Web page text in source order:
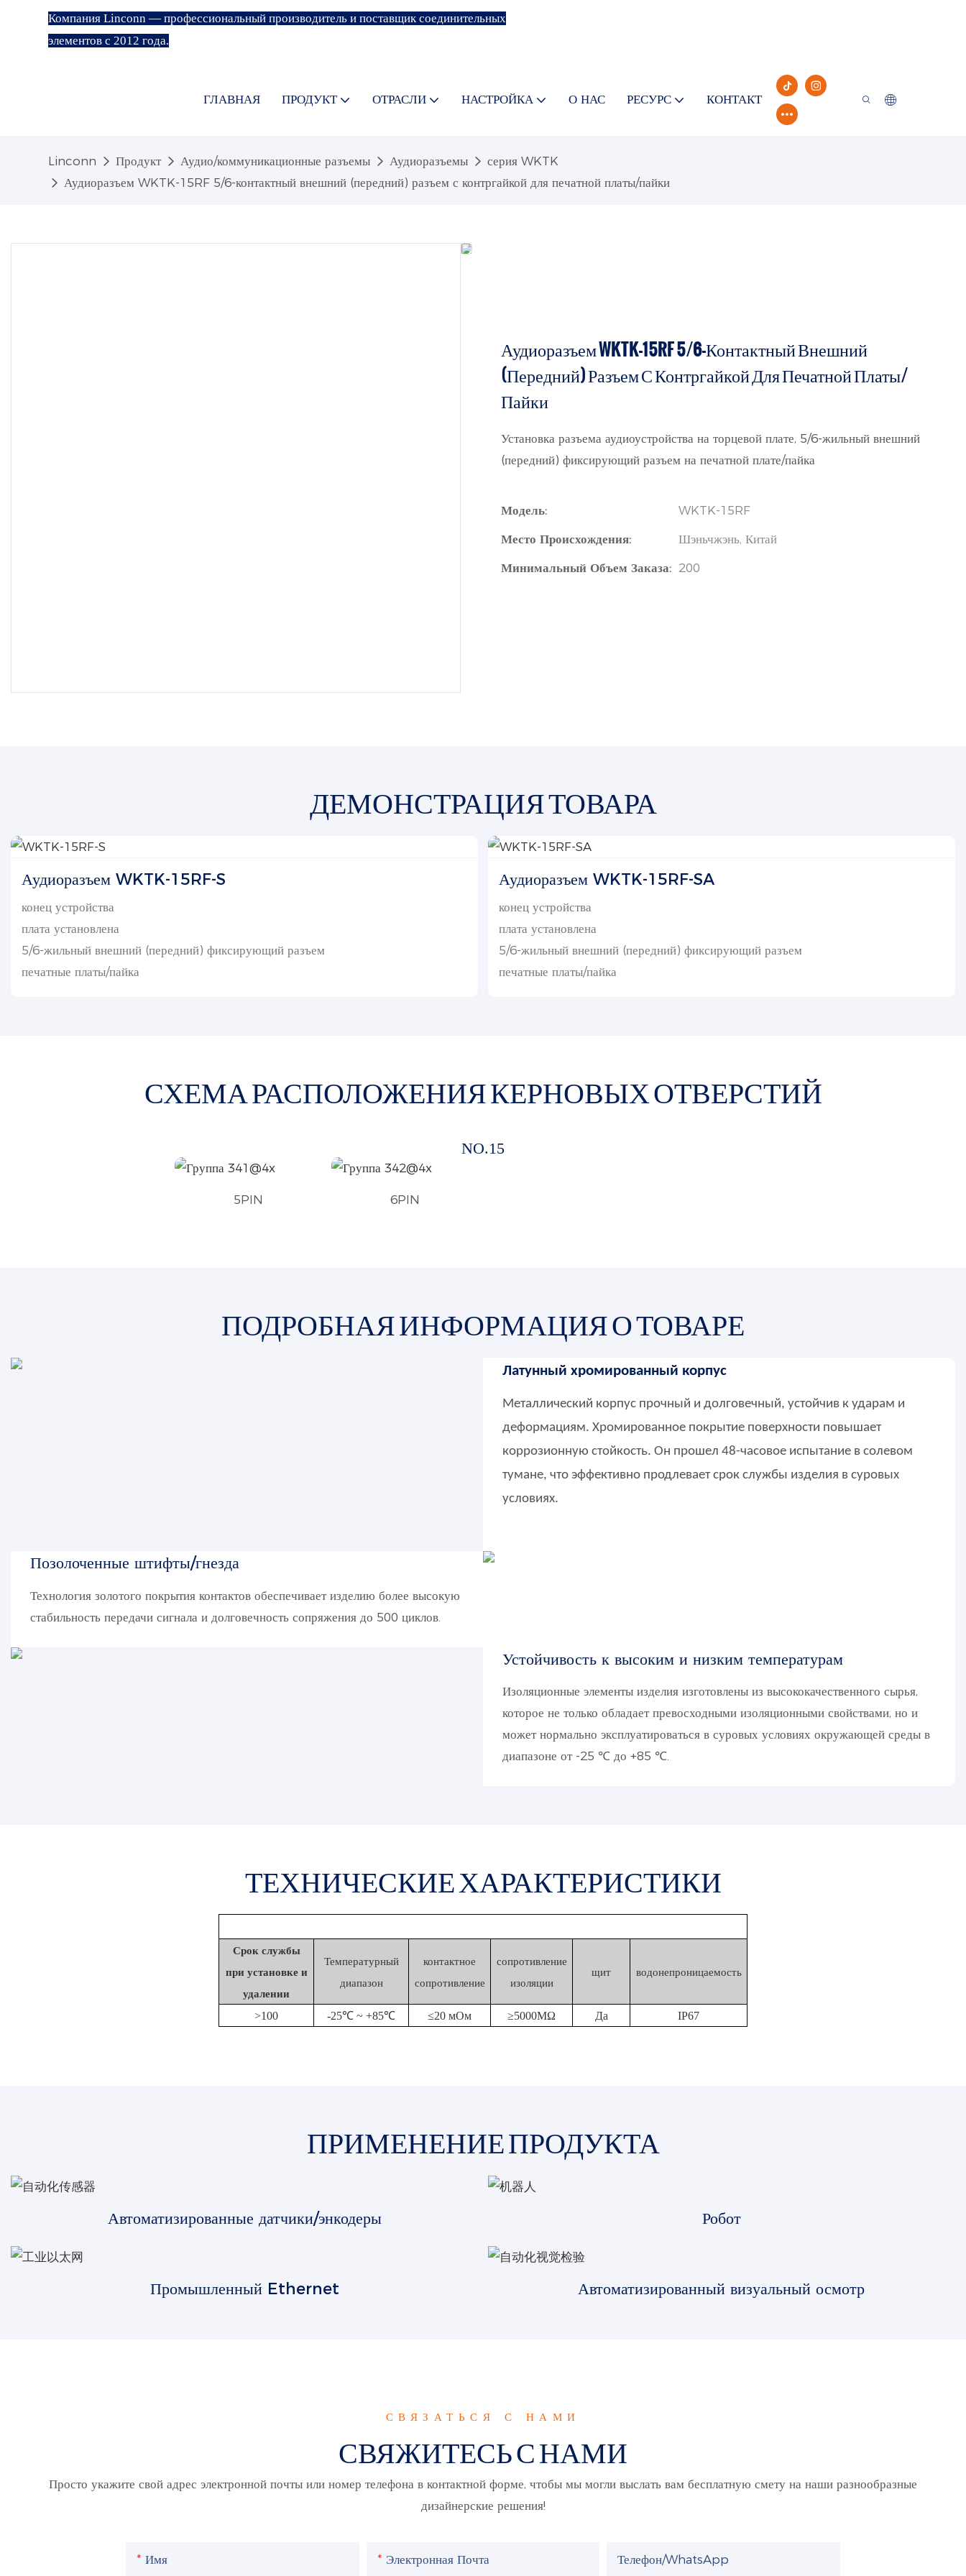
Компания Linconn — профессиональный производитель и поставщик соединительных
элементов с 2012 года.
ГЛАВНАЯ ПРОДУКТ ОТРАСЛИ НАСТРОЙКА О НАС РЕСУРС КОНТАКТ
Linconn Продукт Аудио/коммуникационные разъемы Аудиоразъемы
серия WKTK
Аудиоразъем WKTK-15RF 5/6-контактный внешний (передний) разъем с контргайкой для печатной платы/пайки
Аудиоразъем WKTK-15RF 5/6-Контактный Внешний
(передний) Разъем С Контргайкой Для Печатной Платы/
Пайки
Установка разъема аудиоустройства на торцевой плате, 5/6-жильный внешний
(передний) фиксирующий разъем на печатной плате/пайка
Модель:
WKTK-15RF
Место Происхождения:
Шэньчжэнь, Китай
Минимальный Объем Заказа: 200
ДЕМОНСТРАЦИЯ ТОВАРА
Аудиоразъем WKTK-15RF-S
конец устройства
плата установлена
5/6-жильный внешний (передний) фиксирующий разъем
печатные платы/пайка
Аудиоразъем WKTK-15RF-SA
конец устройства
плата установлена
5/6-жильный внешний (передний) фиксирующий разъем
печатные платы/пайка
СХЕМА РАСПОЛОЖЕНИЯ КЕРНОВЫХ ОТВЕРСТИЙ
NO.15
5PIN 6PIN
ПОДРОБНАЯ ИНФОРМАЦИЯ О ТОВАРЕ
Латунный хромированный корпус
Металлический корпус прочный и долговечный, устойчив к ударам и
деформациям. Хромированное покрытие поверхности повышает
коррозионную стойкость. Он прошел 48-часовое испытание в солевом
тумане, что эффективно продлевает срок службы изделия в суровых
условиях.
Позолоченные штифты/гнезда
Технология золотого покрытия контактов обеспечивает изделию более высокую
стабильность передачи сигнала и долговечность сопряжения до 500 циклов.
Устойчивость к высоким и низким температурам
Изоляционные элементы изделия изготовлены из высококачественного сырья,
которое не только обладает превосходными изоляционными свойствами, но и
может нормально эксплуатироваться в суровых условиях окружающей среды в
диапазоне от -25 ℃ до +85 ℃.
ТЕХНИЧЕСКИЕ ХАРАКТЕРИСТИКИ
Срок службы
при установке и
удалении
Температурный
диапазон
контактное
сопротивление
сопротивление
изоляции
щит водонепроницаемость
>100 -25℃ ~ +85℃ ≤20 мОм ≥5000MΩ Да IP67
ПРИМЕНЕНИЕ ПРОДУКТА
Автоматизированные датчики/энкодеры Робот
Промышленный Ethernet Автоматизированный визуальный осмотр
СВЯЗАТЬСЯ С НАМИ
СВЯЖИТЕСЬ С НАМИ
Просто укажите свой адрес электронной почты или номер телефона в контактной форме, чтобы мы могли выслать вам бесплатную смету на наши разнообразные
дизайнерские решения!
Имя Электронная Почта Телефон/WhatsApp